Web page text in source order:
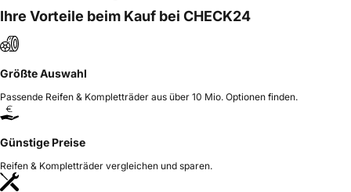
Ihre Vorteile beim Kauf bei CHECK24
Größte Auswahl
Passende Reifen & Kompletträder aus über 10 Mio. Optionen finden.
Günstige Preise
Reifen & Kompletträder vergleichen und sparen.